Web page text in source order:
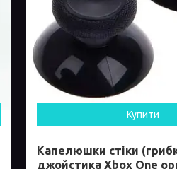
Купити
Капелюшки стіки
джойстика Xbox One